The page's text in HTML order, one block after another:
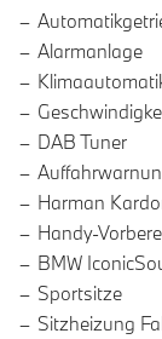
Alarmanlage
DAB Tuner
Harman
Handy-
BMW
Sportsitze
Sitzheizung